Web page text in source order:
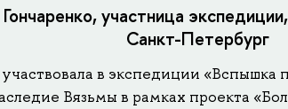
Гончаренко, участница
Санкт-Петербург
в экспедиции «Вспышка
Вязьмы в рамках проекта